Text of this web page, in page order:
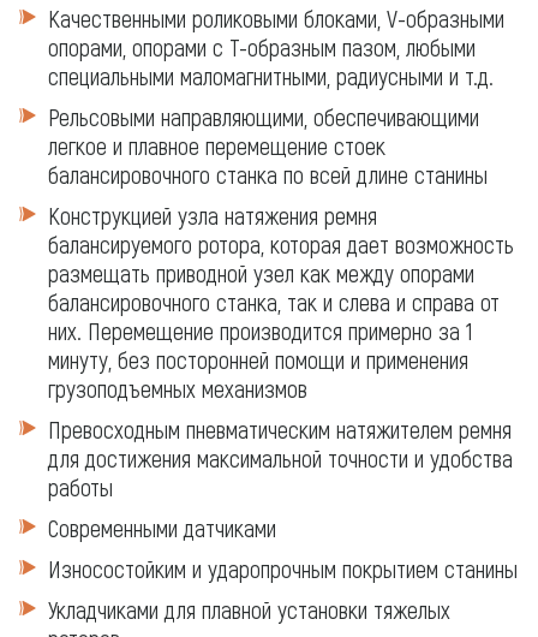
Качественными роликовыми блоками, V-образными
опорами, опорами с Т-образным пазом, любыми
специальными маломагнитными, радиусными и т.д.
Рельсовыми направляющими, обеспечивающими
легкое и плавное перемещение стоек
балансировочного станка по всей длине станины
Конструкцией узла натяжения ремня
балансируемого ротора, которая дает возможность
размещать приводной узел как между опорами
балансировочного станка, так и слева и справа от
них. Перемещение производится примерно за 1
минуту, без посторонней помощи и применения
грузоподъемных механизмов
Превосходным пневматическим натяжителем ремня
для достижения максимальной точности и удобства
работы
Современными датчиками
Износостойким и ударопрочным покрытием станины
Укладчиками для плавной установки тяжелых